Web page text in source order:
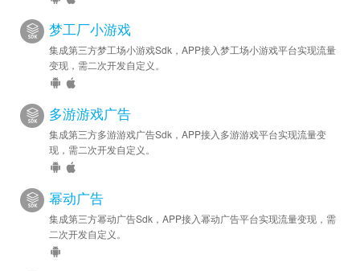
2024-08-29
安卓优化 - SDK 升级至 v6.3.1.7
2024-05-22
2024-05-15
苹果新增 - 已接入 iOS 版 SDK v6.1.1.0
2024-05-08
安卓优化 - SDK 升级至 v6.1.0.4
2023-11-15
安卓优化 - SDK 升级至 v5.7.0.5
梦工厂小游戏
集成第三方梦工场小游戏Sdk，APP接入梦工场小游戏平台实现流量
变现，需二次开发自定义。
多游游戏广告
集成第三方多游游戏广告Sdk，APP接入多游游戏平台实现流量变
现，需二次开发自定义。
幂动广告
集成第三方幂动广告Sdk，APP接入幂动广告平台实现流量变现，需
二次开发自定义。